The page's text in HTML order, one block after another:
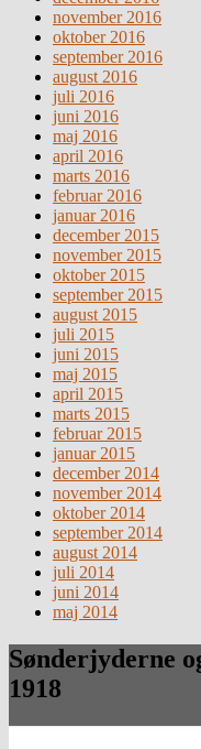
november 2016
oktober 2016
september 2016
august 2016
juli 2016
juni 2016
maj 2016
april 2016
marts 2016
februar 2016
januar 2016
december 2015
november 2015
oktober 2015
september 2015
august 2015
juli 2015
juni 2015
maj 2015
april 2015
marts 2015
februar 2015
januar 2015
december 2014
november 2014
oktober 2014
september 2014
august 2014
juli 2014
juni 2014
maj 2014
Sønderjyderne
1918